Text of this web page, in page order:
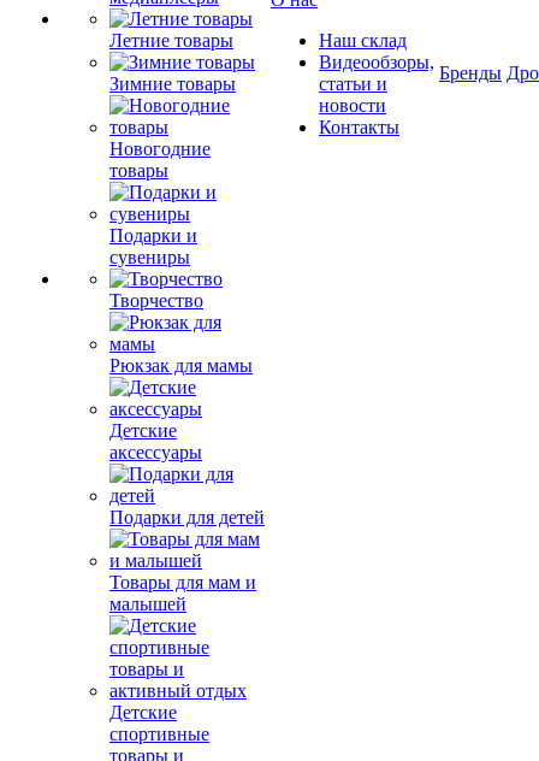
Летние товары
Зимние товары
Новогодние
товары
Подарки и
сувениры
Творчество
Рюкзак для мамы
Детские
аксессуары
Подарки для детей
Товары для мам и
малышей
Детские
спортивные
товары и
Наш склад
Видеообзоры,
статьи и
новости
Контакты
Бренды